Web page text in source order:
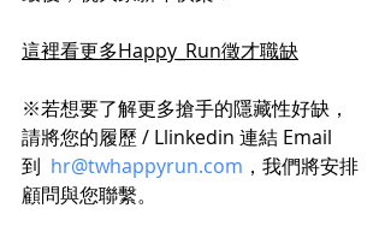
這裡看更多Happy_Run徵才職缺
※若想要了解更多搶手的隱藏性好缺，
請將您的履歷 / Llinkedin 連結 Email
到 hr@twhappyrun.com ，我們將安排
顧問與您聯繫。